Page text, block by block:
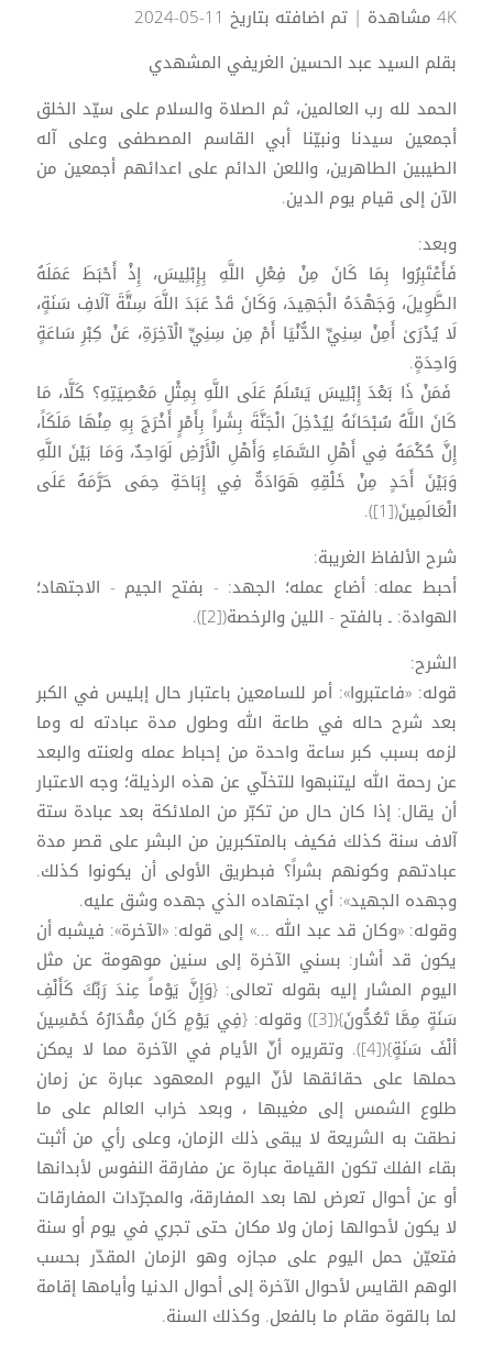
4K مشاهدة
| تم اضافته بتاريخ 11-05-2024
بقلم السيد عبد الحسين الغريفي المشهدي
الحمد لله رب العالمين، ثم الصلاة والسلام على سيّد الخلق
أجمعين سيدنا ونبيّنا أبي القاسم المصطفى وعلى آله
الطيبين الطاهرين، واللعن الدائم على اعدائهم أجمعين من
الآن إلى قيام يوم الدين.
وبعد:
فَأَعْتَبِرُوا بِمَا كَانَ مِنْ فِعْلِ اللَّهِ بِإِبْلِيسَ، إِذْ أَحْبَطَ عَمَلَهُ
الطَّوِيلَ، وَجَهْدَهُ الْجَهِيدَ، وَكَانَ قَدْ عَبَدَ اللَّهَ سِتَّةَ آلَافِ سَنَةٍ،
لَا يُدْرَىٰ أَمِنْ سِنِيِّ الدُّنْيَا أَمْ مِن سِنِيِّ الْآخِرَةِ، عَنْ كِبْرِ سَاعَةٍ
وَاحِدَةٍ.
فَمَنْ ذَا بَعْدَ إِبْلِيسَ يَسْلَمُ عَلَى اللَّهِ بِمِثْلِ مَعْصِيَتِهِ؟ كَلَّا، مَا
كَانَ اللَّهُ سُبْحَانَهُ لِيُدْخِلَ الْجَنَّةَ بِشَراً بِأَمْرٍ أَخْرَجَ بِهِ مِنْهَا مَلَكَاً،
إِنَّ حُكْمَهُ فِي أَهْلِ السَّمَاءِ وَأَهْلِ الْأَرْضِ لَوَاحِدٌ، وَمَا بَيْنَ اللَّهِ
وَبَيْنَ أَحَدٍ مِنْ خَلْقِهِ هَوَادَةٌ فِي إِبَاحَةِ حِمَى حَرَّمَهُ عَلَى
الْعَالَمِينَ([1]).
شرح الألفاظ الغريبة:
أحبط عمله: أضاع عمله؛ الجهد: - بفتح الجيم - الاجتهاد؛
الهوادة: ـ بالفتح - اللين والرخصة([2]).
الشرح:
قوله: «فاعتبروا»: أمر للسامعين باعتبار حال إبليس في الكبر
بعد شرح حاله في طاعة الله وطول مدة عبادته له وما
لزمه بسبب كبر ساعة واحدة من إحباط عمله ولعنته والبعد
عن رحمة الله ليتنبهوا للتخلّي عن هذه الرذيلة؛ وجه الاعتبار
أن يقال: إذا كان حال من تكبّر من الملائكة بعد عبادة ستة
آلاف سنة كذلك فكيف بالمتكبرين من البشر على قصر مدة
عبادتهم وكونهم بشراً؟ فبطريق الأولى أن يكونوا كذلك.
وجهده الجهيد»: أي اجتهاده الذي جهده وشق عليه.
وقوله: «وكان قد عبد الله ...» إلى قوله: «الآخرة»: فيشبه أن
يكون قد أشار: بسني الآخرة إلى سنين موهومة عن مثل
اليوم المشار إليه بقوله تعالى: {وَإِنَّ يَوْماً عِندَ رَبِّكَ كَأَلْفِ
سَنَةٍ مِمَّا تَعُدُّونَ}([3]) وقوله: {فِي يَوْمٍ كَانَ مِقْدَارُهُ خَمْسِينَ
ألْفَ سَنَةٍ}([4]). وتقريره أنّ الأيام في الآخرة مما لا يمكن
حملها على حقائقها لأنّ اليوم المعهود عبارة عن زمان
طلوع الشمس إلى مغيبها ، وبعد خراب العالم على ما
نطقت به الشريعة لا يبقى ذلك الزمان، وعلى رأي من أثبت
بقاء الفلك تكون القيامة عبارة عن مفارقة النفوس لأبدانها
أو عن أحوال تعرض لها بعد المفارقة، والمجرّدات المفارقات
لا يكون لأحوالها زمان ولا مكان حتى تجري في يوم أو سنة
فتعيّن حمل اليوم على مجازه وهو الزمان المقدّر بحسب
الوهم القايس لأحوال الآخرة إلى أحوال الدنيا وأيامها إقامة
لما بالقوة مقام ما بالفعل. وكذلك السنة.